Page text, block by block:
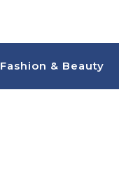
Fashion & Beauty